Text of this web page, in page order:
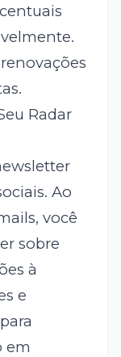
Radar
Ao
você
sobre
à
e
em